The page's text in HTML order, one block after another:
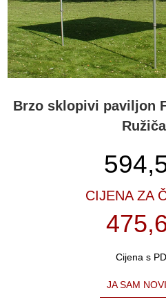
Brzo sklopivi paviljon
CIJENA ZA
Cijena s
JA SAM